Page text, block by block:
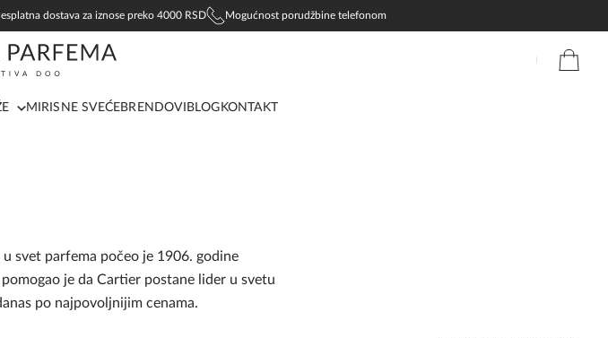
dostava za iznose preko 4000 RSD Mogućnost porudžbine telefonom
MIRISNE SVEĆEBRENDOVI BLOG KONTAKT
svet parfema počeo je 1906. godine
je da Cartier postane lider u svetu
po najpovoljnijim cenama.